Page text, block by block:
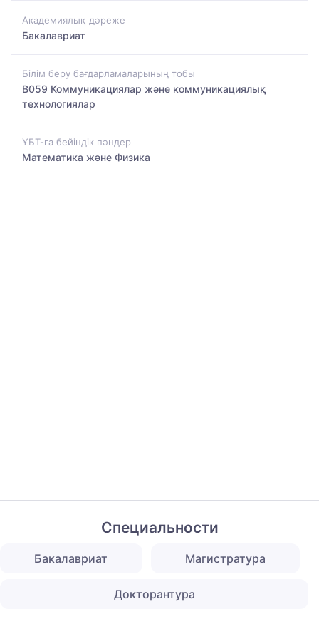
Академиялық дәреже
Бакалавриат
Білім беру бағдарламаларының тобы
B059 Коммуникациялар және коммуникациялық
технологиялар
ҰБТ-ға бейіндік пәндер
Математика және Физика
Специальности
Бакалавриат Магистратура
Докторантура